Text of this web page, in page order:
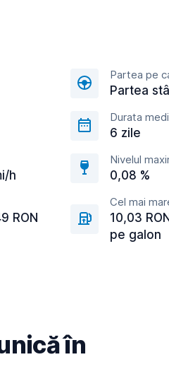
Partea pe
Partea
Durata
6 zile
h
Nivelul
0,08 %
RON
Cel mai
10,03
pe galon
în